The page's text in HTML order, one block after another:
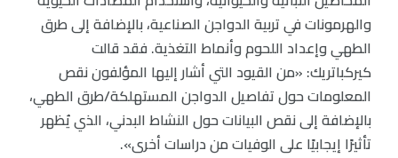
والهرمونات في تربية الدواجن الصناعية، بالإضافة إلى طرق
الطهي وإعداد اللحوم وأنماط التغذية. فقد قالت
كيركباتريك: «من القيود التي أشار إليها المؤلفون نقص
المعلومات حول تفاصيل الدواجن المستهلكة/طرق الطهي،
بالإضافة إلى نقص البيانات حول النشاط البدني، الذي يُظهر
تأثيرًا إيجابيًا على الوفيات من دراسات أخرى».